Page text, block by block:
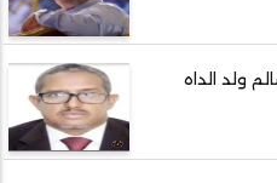
ولد الداه